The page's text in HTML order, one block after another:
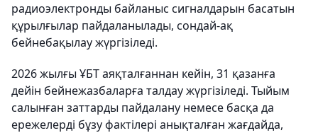
радиоэлектронды байланыс сигналдарын басатын
құрылғылар пайдаланылады, сондай-ақ
бейнебақылау жүргізіледі.
2026 жылғы ҰБТ аяқталғаннан кейін, 31 қазанға
дейін бейнежазбаларға талдау жүргізіледі. Тыйым
салынған заттарды пайдалану немесе басқа да
ережелерді бұзу фактілері анықталған жағдайда,